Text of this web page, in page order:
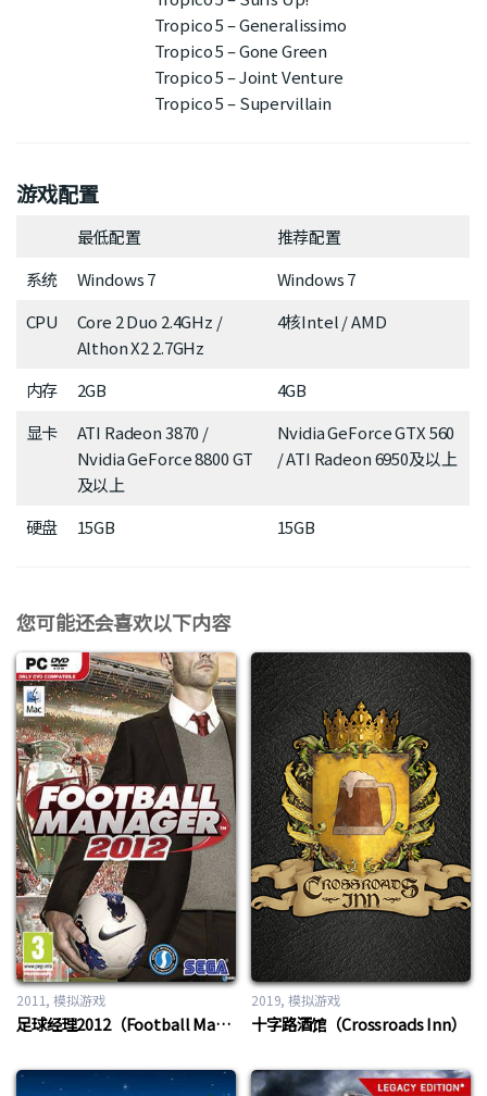
Tropico 5 – Generalissimo
Tropico 5 – Gone Green
Tropico 5 – Joint Venture
Tropico 5 – Supervillain
游戏配置
最低配置
推荐配置
系统
Windows 7
Windows 7
CPU
Core 2 Duo 2.4GHz /
Althon X2 2.7GHz
4核Intel / AMD
内存 2GB
4GB
显卡
ATI Radeon 3870 /
Nvidia GeForce 8800 GT
及以上
Nvidia GeForce GTX 560
/ ATI Radeon 6950及以上
硬盘 15GB 15GB
您可能还会喜欢以下内容
2011 模拟游戏
足球经理2012（Football Manager 2012）
2019 模拟游戏
十字路酒馆（Crossroads Inn）